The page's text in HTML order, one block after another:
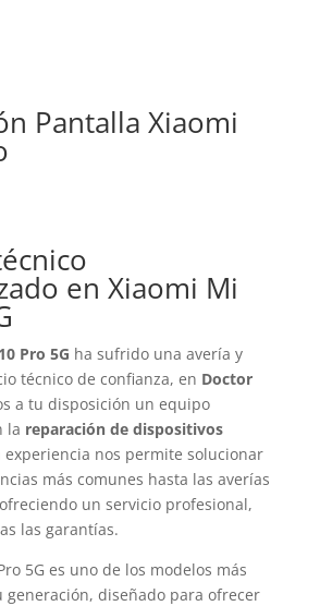
Pantalla Xiaomi
en Xiaomi Mi
Pro 5G ha sufrido una avería y
técnico de confianza, en Doctor
a tu disposición un equipo
la reparación de dispositivos
experiencia nos permite solucionar
más comunes hasta las averías
un servicio profesional,
las garantías.
5G es uno de los modelos más
generación, diseñado para ofrecer